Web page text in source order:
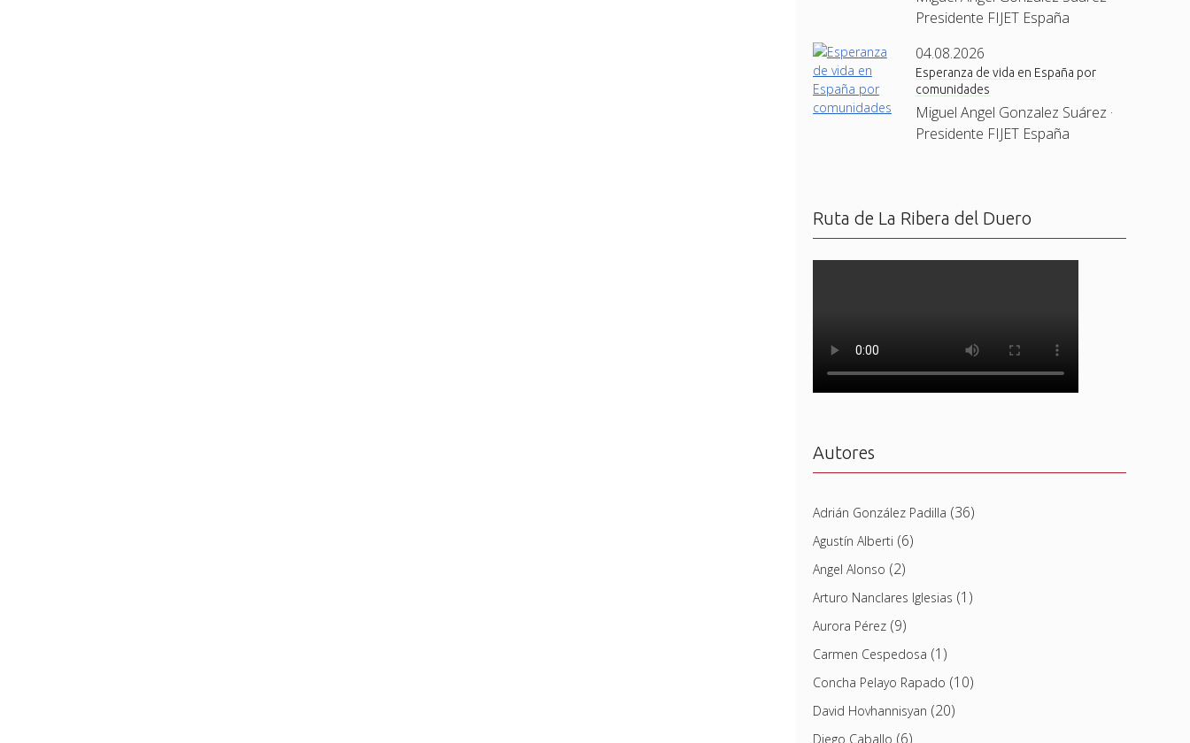
Presidente FIJET España
04.08.2026
Esperanza de vida en España por
comunidades
Miguel Angel Gonzalez Suárez ·
Presidente FIJET España
Ruta de La Ribera del Duero
Autores
Adrián González Padilla (36)
Agustín Alberti (6)
Angel Alonso (2)
Arturo Nanclares Iglesias (1)
Aurora Pérez(9)
Carmen Cespedosa (1)
Concha Pelayo Rapado (10)
David Hovhannisyan (20)
Diego Caballo (6)